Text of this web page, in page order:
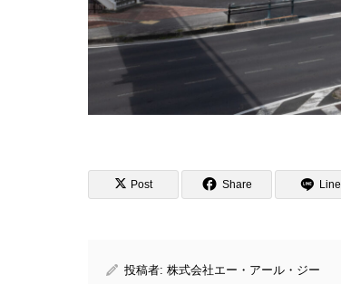
Post Share Line
投稿者: 株式会社エー・アール・ジー